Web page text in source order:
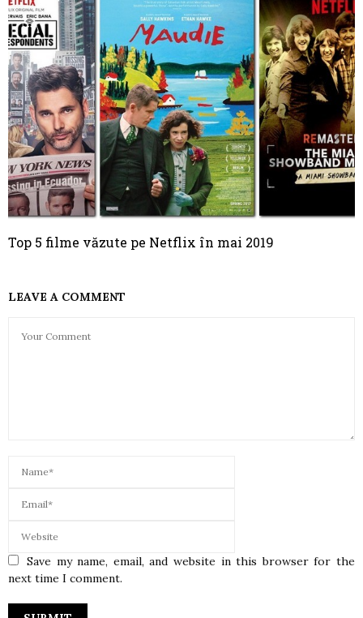
Top 5 filme văzute pe Netflix în mai 2019
LEAVE A COMMENT
Save my name, email, and website in this browser for the
next time I comment.